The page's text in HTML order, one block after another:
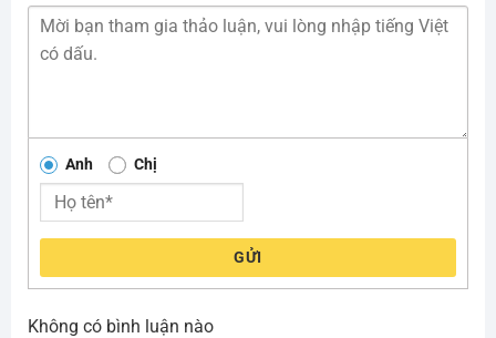
Anh Chị
GỬI
Không có bình luận nào